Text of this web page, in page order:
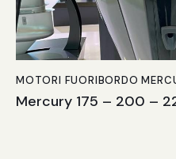
MOTORI FUORIBORDO
Mercury 175 – 200 –